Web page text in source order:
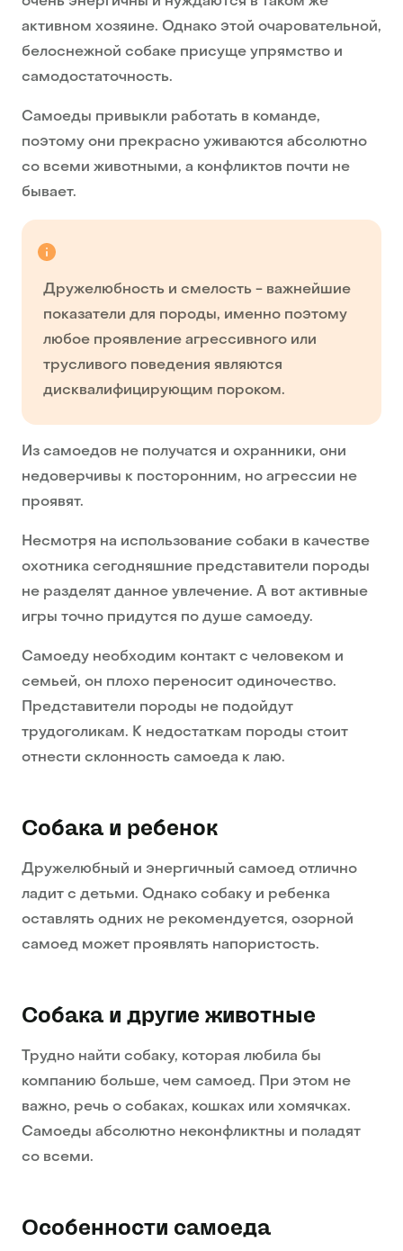
активном хозяине. Однако этой очаровательной,
белоснежной собаке присуще упрямство и
самодостаточность.
Самоеды привыкли работать в команде,
поэтому они прекрасно уживаются абсолютно
со всеми животными, а конфликтов почти не
бывает.
Дружелюбность и смелость - важнейшие
показатели для породы, именно поэтому
любое проявление агрессивного или
трусливого поведения являются
дисквалифицирующим пороком.
Из самоедов не получатся и охранники, они
недоверчивы к посторонним, но агрессии не
проявят.
Несмотря на использование собаки в качестве
охотника сегодняшние представители породы
не разделят данное увлечение. А вот активные
игры точно придутся по душе самоеду.
Самоеду необходим контакт с человеком и
семьей, он плохо переносит одиночество.
Представители породы не подойдут
трудоголикам. К недостаткам породы стоит
отнести склонность самоеда к лаю.
Собака и ребенок
Дружелюбный и энергичный самоед отлично
ладит с детьми. Однако собаку и ребенка
оставлять одних не рекомендуется, озорной
самоед может проявлять напористость.
Собака и другие животные
Трудно найти собаку, которая любила бы
компанию больше, чем самоед. При этом не
важно, речь о собаках, кошках или хомячках.
Самоеды абсолютно неконфликтны и поладят
со всеми.
Особенности самоеда